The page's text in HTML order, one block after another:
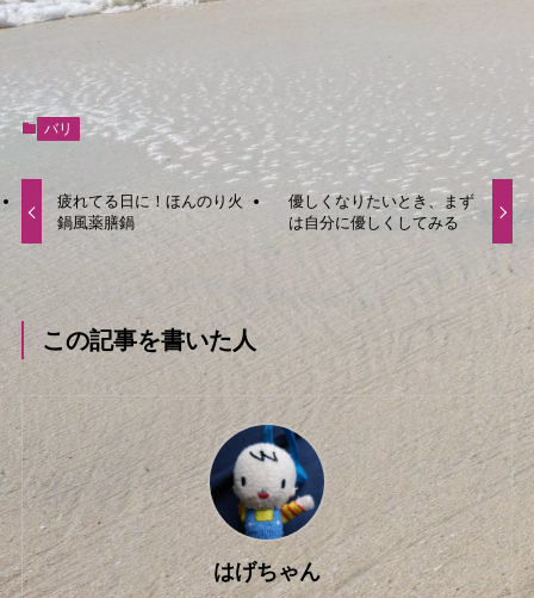
バリ
疲れてる日に！ほんのり火
鍋風薬膳鍋
優しくなりたいとき、まず
は自分に優しくしてみる
この記事を書いた人
はげちゃん